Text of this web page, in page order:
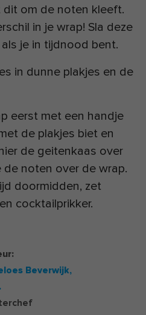
om de noten kleeft.
in je wrap! Sla deze
je in tijdnood bent.
in dunne plakjes en de
eerst met een handje
de plakjes biet en
de geitenkaas over
noten over de wrap.
doormidden, zet
cocktailprikker.
Beverwijk,